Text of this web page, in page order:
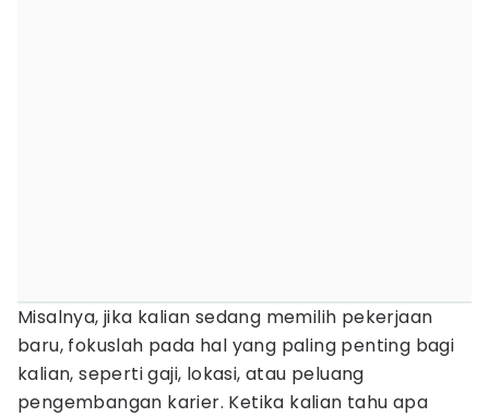
Misalnya, jika kalian sedang memilih pekerjaan
baru, fokuslah pada hal yang paling penting bagi
kalian, seperti gaji, lokasi, atau peluang
pengembangan karier. Ketika kalian tahu apa